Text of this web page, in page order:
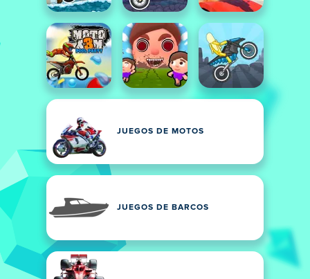
JUEGOS DE MOTOS
JUEGOS DE BARCOS